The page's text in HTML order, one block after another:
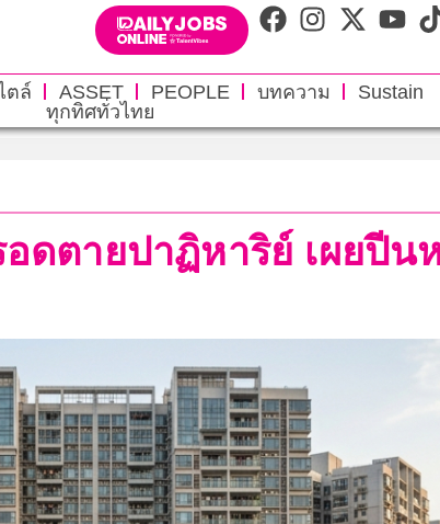
ตล์ ASSET PEOPLE บทความ Sustain
ทุกทิศทั่วไทย
ตายปาฏิหาริย์ เผยปีน